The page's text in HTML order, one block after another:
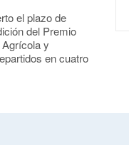
el plazo de
del Premio
y
en cuatro